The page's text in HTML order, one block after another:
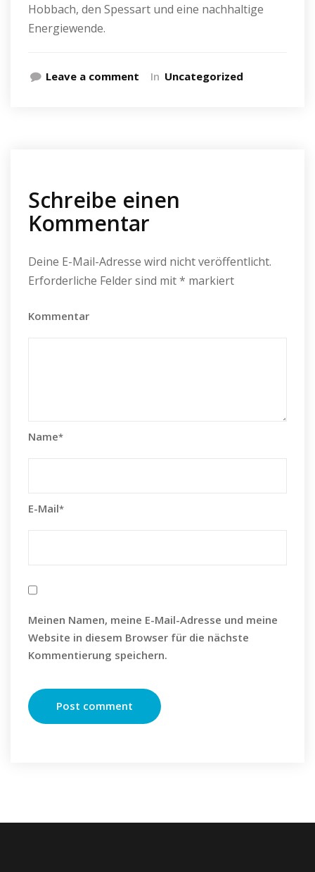
Hobbach, den Spessart und eine nachhaltige
Energiewende.
Leave a comment In Uncategorized
Schreibe einen
Kommentar
Deine E-Mail-Adresse wird nicht veröffentlicht.
Erforderliche Felder sind mit* markiert
Kommentar
Name*
E-Mail*
Meinen Namen, meine E-Mail-Adresse und meine
Website in diesem Browser für die nächste
Kommentierung speichern.